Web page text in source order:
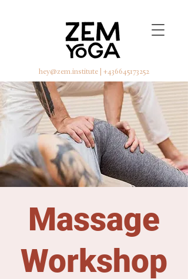
hey@zem.institute| +436645173252
Massage
Workshop